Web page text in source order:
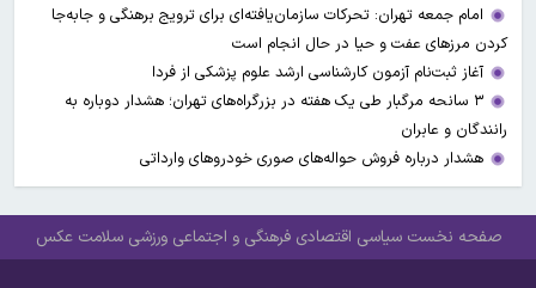
امام جمعه تهران: تحرکات سازمان‌یافته‌ای برای ترویج برهنگی و جابه‌جا
کردن مرزهای عفت و حیا در حال انجام است
آغاز ثبت‌نام‌ آزمون کارشناسی ارشد علوم پزشکی از فردا
۳ سانحه مرگبار طی یک هفته در بزرگراه‌های تهران؛ هشدار دوباره به
رانندگان و عابران
هشدار درباره فروش حواله‌های صوری خودروهای وارداتی
صفحه نخست سیاسی اقتصادی فرهنگی و اجتماعی ورزشی سلامت عکس